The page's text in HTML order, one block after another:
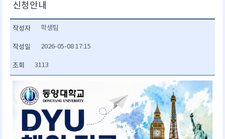
신청안내
작성자 학생팀
작성일 2026-05-08 17:15
조회 3113